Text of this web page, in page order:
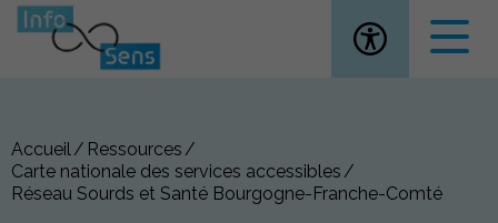
Ouvrir la
Accueil
Ressources
Carte nationale des services accessibles
Réseau Sourds et Santé Bourgogne-Franche-Comté